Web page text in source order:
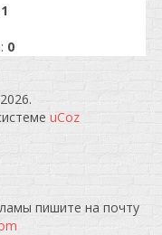
1
0
.
uCoz
пишите на почту